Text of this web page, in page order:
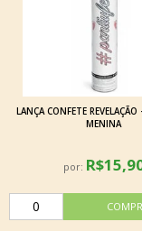
LANÇA CONFETE
MENINA
por: